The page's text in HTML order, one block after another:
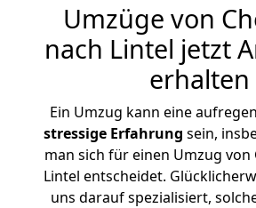
Umzüge von
nach Lintel jetzt
erhalten
Ein Umzug kann eine
stressige Erfahrung sein,
man sich für einen Umzug von
Lintel entscheidet.
uns darauf spezialisiert,